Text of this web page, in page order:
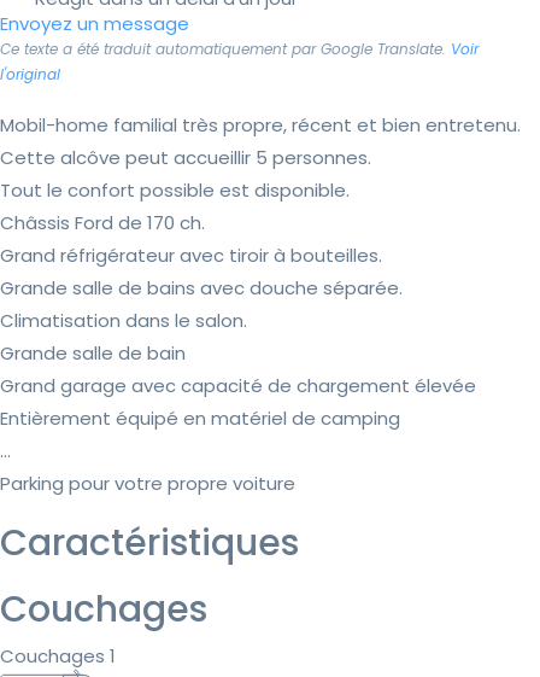
Envoyez un message
Ce texte a été traduit automatiquement par Google Translate. Voir
l'original
Mobil-home familial très propre, récent et bien entretenu.
Cette alcôve peut accueillir 5 personnes.
Tout le confort possible est disponible.
Châssis Ford de 170 ch.
Grand réfrigérateur avec tiroir à bouteilles.
Grande salle de bains avec douche séparée.
Climatisation dans le salon.
Grande salle de bain
Grand garage avec capacité de chargement élevée
Entièrement équipé en matériel de camping
...
Parking pour votre propre voiture
Caractéristiques
Couchages
Couchages 1